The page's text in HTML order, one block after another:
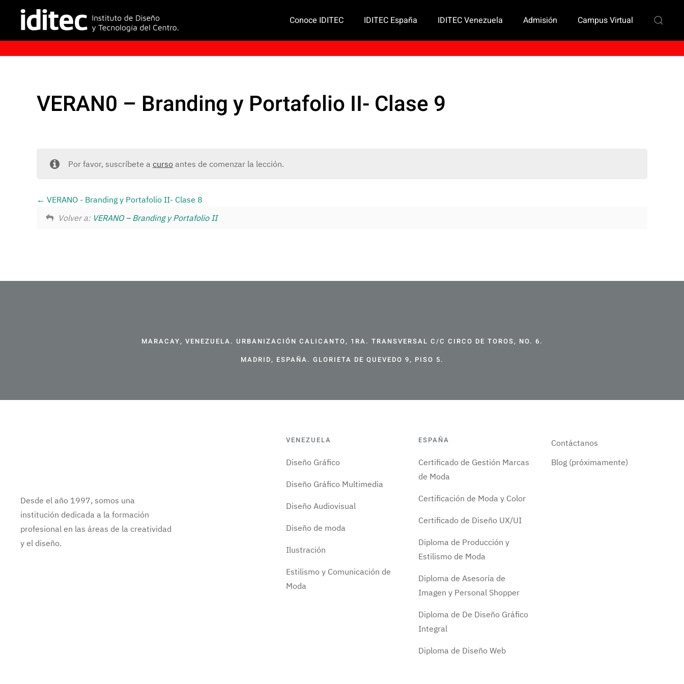
Conoce IDITEC IDITEC España IDITEC Venezuela Admisión Campus Virtual
VERAN0 – Branding y Portafolio II- Clase 9
Por favor, suscríbete a cursoantes de comenzar la lección.
VERANO - Branding y Portafolio II- Clase 8
Volver a: VERANO – Branding y Portafolio II
MARACAY, VENEZUELA. URBANIZACIÓN CALICANTO, 1RA. TRANSVERSAL C/C CIRCO DE TOROS, NO. 6.
MADRID, ESPAÑA. GLORIETA DE QUEVEDO 9, PISO 5.
Desde el año 1997, somos una
institución dedicada a la formación
profesional en las áreas de la creatividad
y el diseño.
VENEZUELA
Diseño Gráfico
Diseño Gráfico Multimedia
Diseño Audiovisual
Diseño de moda
Ilustración
Estilismo y Comunicación de
Moda
ESPAÑA
Certificado de Gestión Marcas
de Moda
Certificación de Moda y Color
Certificado de Diseño UX/UI
Diploma de Producción y
Estilismo de Moda
Diploma de Asesoría de
Imagen y Personal Shopper
Diploma de De Diseño Gráfico
Integral
Diploma de Diseño Web
Contáctanos
Blog (próximamente)